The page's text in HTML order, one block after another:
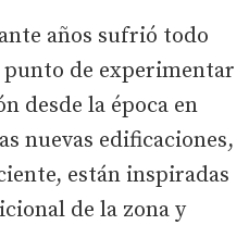
años sufrió todo
de experimentar
desde la época en
nuevas edificaciones,
están inspiradas
de la zona y